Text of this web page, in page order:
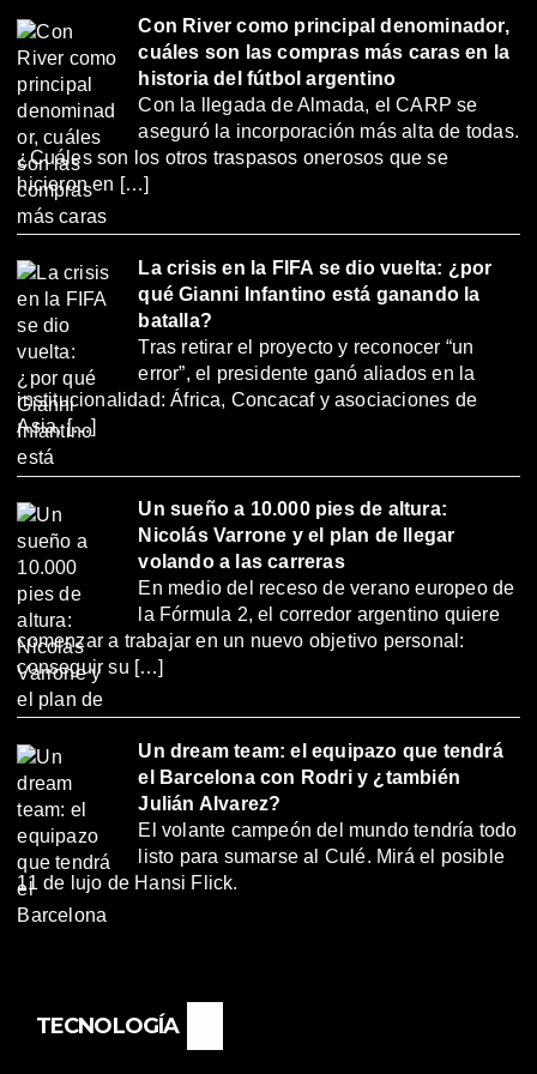
Con River como principal denominador,
cuáles son las compras más caras en la
historia del fútbol argentino
Con la llegada de Almada, el CARP se
aseguró la incorporación más alta de todas.
¿Cuáles son los otros traspasos onerosos que se
hicieron en […]
La crisis en la FIFA se dio vuelta: ¿por
qué Gianni Infantino está ganando la
batalla?
Tras retirar el proyecto y reconocer “un
error”, el presidente ganó aliados en la
institucionalidad: África, Concacaf y asociaciones de
Asia, […]
Un sueño a 10.000 pies de altura:
Nicolás Varrone y el plan de llegar
volando a las carreras
En medio del receso de verano europeo de
la Fórmula 2, el corredor argentino quiere
comenzar a trabajar en un nuevo objetivo personal:
conseguir su […]
Un dream team: el equipazo que tendrá
el Barcelona con Rodri y ¿también
Julián Alvarez?
El volante campeón del mundo tendría todo
listo para sumarse al Culé. Mirá el posible
11 de lujo de Hansi Flick.
TECNOLOGÍA